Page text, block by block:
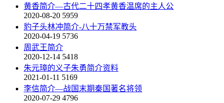
黄香简介—古代二十四孝黄香温席的主人公
2020-08-20 5959
豹子头林冲简介-八十万禁军教头
2020-04-19 5736
周武王简介
2020-12-14 5418
朱元璋的义子朱勇简介资料
2021-01-11 5169
李信简介—战国末期秦国著名将领
2020-07-29 4796